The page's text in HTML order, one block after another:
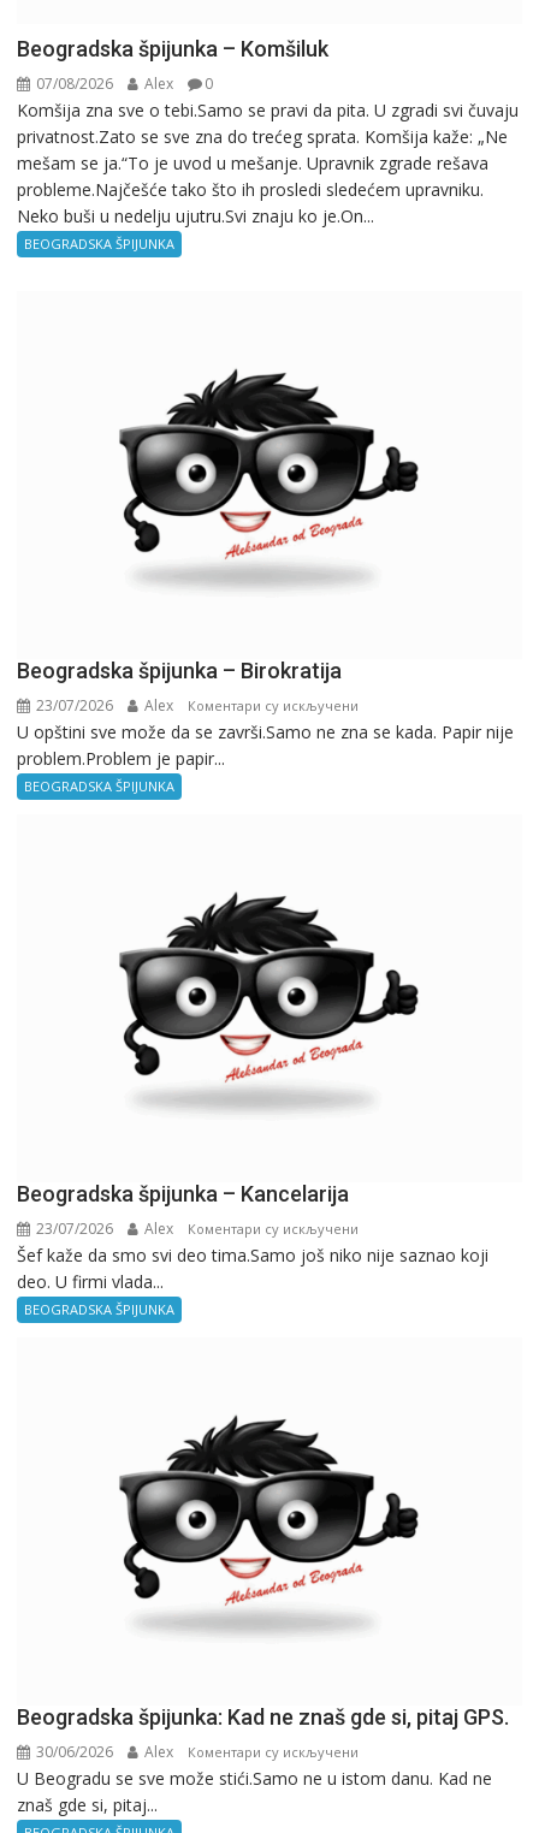
Beogradska špijunka – Komšiluk
07/08/2026 Alex 0
Komšija zna sve o tebi.Samo se pravi da pita. U zgradi svi čuvaju
privatnost.Zato se sve zna do trećeg sprata. Komšija kaže: „Ne
mešam se ja.“To je uvod u mešanje. Upravnik zgrade rešava
probleme.Najčešće tako što ih prosledi sledećem upravniku.
Neko buši u nedelju ujutru.Svi znaju ko je.On...
BEOGRADSKA ŠPIJUNKA
Beogradska špijunka – Birokratija
23/07/2026 Alex Коментари су искључени
Beogradska
U opštini sve može da se završi.Samo ne zna se kada. Papir nije
problem.Problem je papir...
BEOGRADSKA ŠPIJUNKA
Beogradska špijunka – Kancelarija
23/07/2026 Alex Коментари су искључени
Beogradska
Šef kaže da smo svi deo tima.Samo još niko nije saznao koji
deo. U firmi vlada...
BEOGRADSKA ŠPIJUNKA
Beogradska špijunka: Kad ne znaš gde si, pitaj GPS.
30/06/2026 Alex Коментари су искључени
Beogradska
U Beogradu se sve može stići.Samo ne u istom danu. Kad ne
znaš gde si, pitaj...